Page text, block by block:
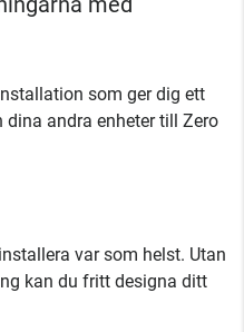
som ger dig ett
dina andra enheter till Zero
var som helst. Utan
kan du fritt designa ditt